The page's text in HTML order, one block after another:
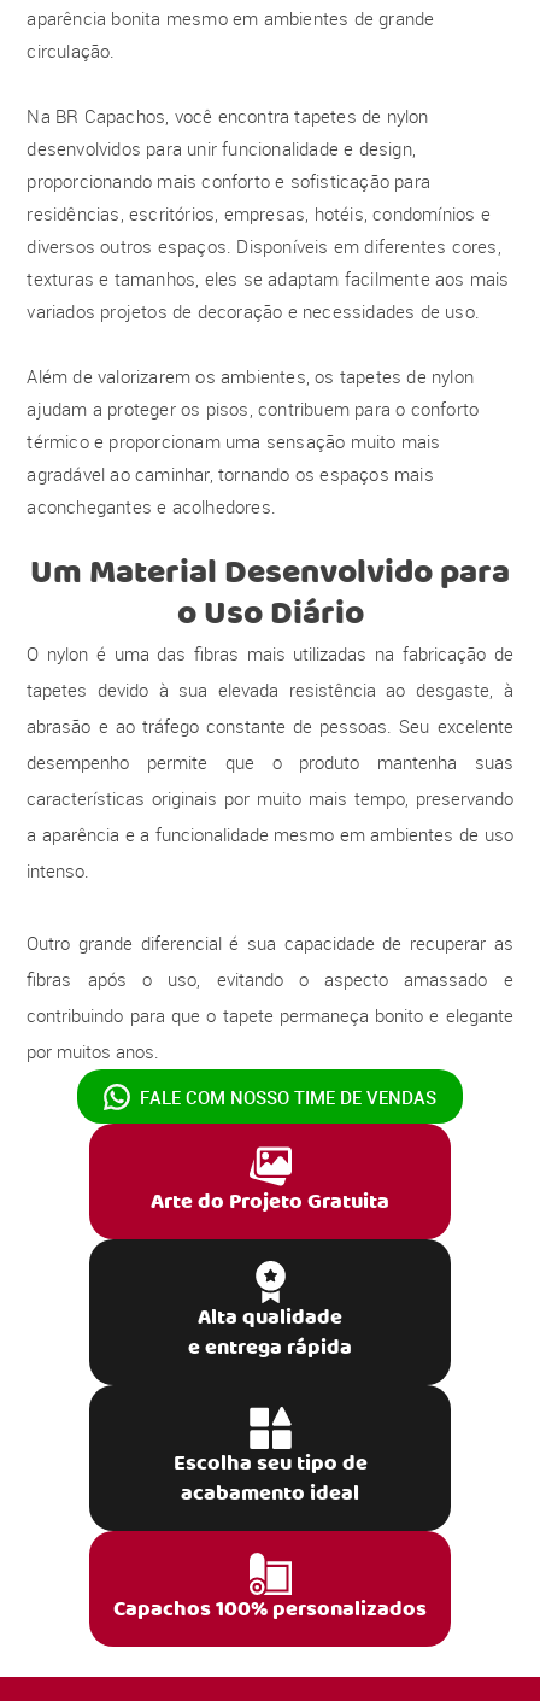
aparência bonita mesmo em ambientes de grande
circulação.
Na BR Capachos, você encontra tapetes de nylon
desenvolvidos para unir funcionalidade e design,
proporcionando mais conforto e sofisticação para
residências, escritórios, empresas, hotéis, condomínios e
diversos outros espaços. Disponíveis em diferentes cores,
texturas e tamanhos, eles se adaptam facilmente aos mais
variados projetos de decoração e necessidades de uso.
Além de valorizarem os ambientes, os tapetes de nylon
ajudam a proteger os pisos, contribuem para o conforto
térmico e proporcionam uma sensação muito mais
agradável ao caminhar, tornando os espaços mais
aconchegantes e acolhedores.
Um Material Desenvolvido para
o Uso Diário
O nylon é uma das fibras mais utilizadas na fabricação de
tapetes devido à sua elevada resistência ao desgaste, à
abrasão e ao tráfego constante de pessoas. Seu excelente
desempenho permite que o produto mantenha suas
características originais por muito mais tempo, preservando
a aparência e a funcionalidade mesmo em ambientes de uso
intenso.
Outro grande diferencial é sua capacidade de recuperar as
fibras após o uso, evitando o aspecto amassado e
contribuindo para que o tapete permaneça bonito e elegante
por muitos anos.
FALE COM NOSSO TIME DE VENDAS
Arte do Projeto Gratuita
Alta qualidade
e entrega rápida
Escolha seu tipo de
acabamento ideal
Capachos 100% personalizados